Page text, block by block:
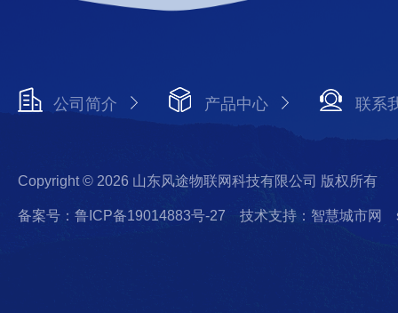
公司简介 产品中心 联系
Copyright © 2026 山东风途物联网科技有限公司 版权所有
备案号：鲁ICP备19014883号-27 技术支持：智慧城市网